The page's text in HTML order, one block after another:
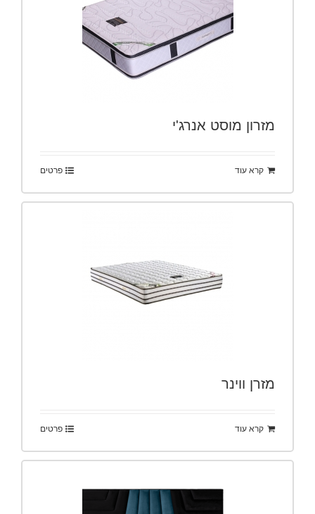
מזרון מוסט אנרג'י
קרא עוד פרטים
מזרן ווינר
קרא עוד פרטים